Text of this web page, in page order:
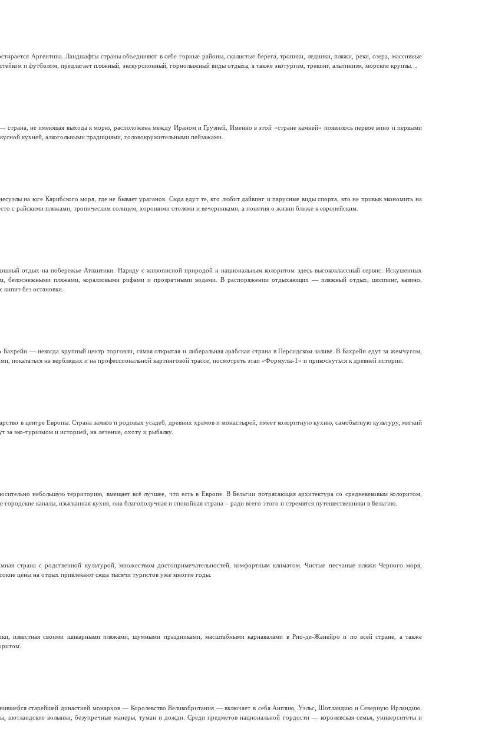
Аргентина. Ландшафты страны объединяют в себе горные районы, скалистые берега, тропики, ледники, пляжи, реки, озера, массивные
и футболом, предлагает пляжный, экскурсионный, горнолыжный виды отдыха, а также экотуризм, трекинг, альпинизм, морские круизы…
страна, не имеющая выхода к морю, расположена между Ираном и Грузией. Именно в этой «стране камней» появилось первое вино и первыми
кухней, алкогольными традициями, головокружительными пейзажами.
на юге Карибского моря, где не бывает ураганов. Сюда едут те, кто любит дайвинг и парусные виды спорта, кто не привык экономить на
с райскими пляжами, тропическим солнцем, хорошими отелями и вечеринками, а понятия о жизни ближе к европейским.
отдых на побережье Атлантики. Наряду с живописной природой и национальным колоритом здесь высококлассный сервис. Искушенных
белоснежными пляжами, коралловыми рифами и прозрачными водами. В распоряжении отдыхающих — пляжный отдых, шоппинг, казино,
без остановки.
— некогда крупный центр торговли, самая открытая и либеральная арабская страна в Персидском заливе. В Бахрейн едут за жемчугом,
покататься на верблюдах и на профессиональной картинговой трассе, посмотреть этап «Формулы-1» и прикоснуться к древней истории.
в центре Европы. Страна замков и родовых усадеб, древних храмов и монастырей, имеет колоритную кухню, самобытную культуру, мягкий
за эко-туризмом и историей, на лечение, охоту и рыбалку.
небольшую территорию, вмещает всё лучшее, что есть в Европе. В Бельгии потрясающая архитектура со средневековым колоритом,
каналы, изысканная кухня, она благополучная и спокойная страна – ради всего этого и стремятся путешественники в Бельгию.
страна с родственной культурой, множеством достопримечательностей, комфортным климатом. Чистые песчаные пляжи Черного моря,
цены на отдых привлекают сюда тысячи туристов уже многие годы.
известная своими шикарными пляжами, шумными праздниками, масштабными карнавалами в Рио-де-Жанейро и по всей стране, а также
старейшей династией монархов — Королевство Великобритания — включает в себя Англию, Уэльс, Шотландию и Северную Ирландию.
шотландские волынки, безупречные манеры, туман и дожди. Среди предметов национальной гордости — королевская семья, университеты и